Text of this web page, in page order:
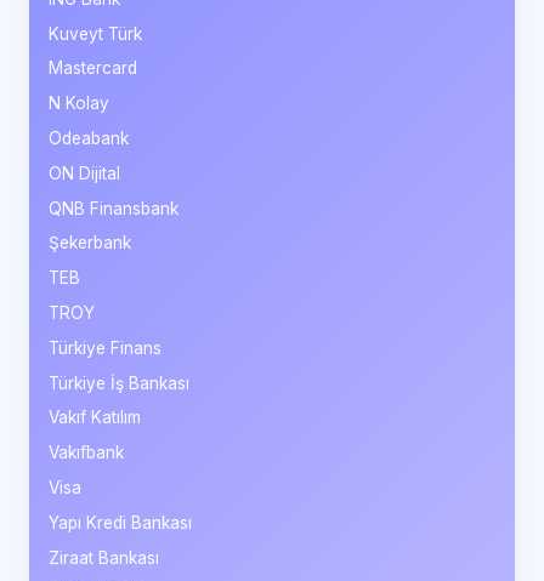
Kuveyt Türk
Mastercard
N Kolay
Odeabank
ON Dijital
QNB Finansbank
Şekerbank
TEB
TROY
Türkiye Finans
Türkiye İş Bankası
Vakıf Katılım
Vakıfbank
Visa
Yapı Kredi Bankası
Ziraat Bankası